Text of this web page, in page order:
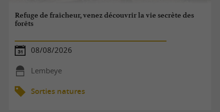
Refuge de fraîcheur, venez découvrir la vie secrète des
forêts
08/08/2026
Lembeye
Sorties natures